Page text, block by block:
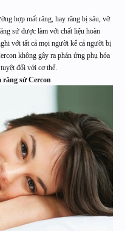
hợp mất răng, hay răng bị sâu, vỡ
sứ được làm với chất liệu hoàn
với tất cả mọi người kể cả người bị
không gây ra phản ứng phụ hóa
đối với cơ thể.
răng sứ Cercon